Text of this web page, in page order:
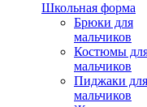
Школьная форма
Брюки для
мальчиков
Костюмы
мальчиков
Пиджаки для
мальчиков